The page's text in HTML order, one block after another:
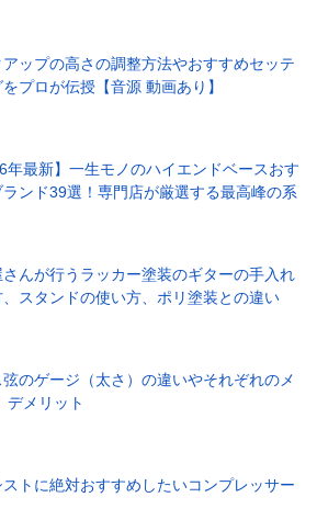
アップの高さの調整方法やおすすめセッテ
をプロが伝授【音源 動画あり】
年最新】一生モノのハイエンドベースおす
ンド39選！専門店が厳選する最高峰の系
んが行うラッカー塗装のギターの手入れ
スタンドの使い方、ポリ塗装との違い
のゲージ（太さ）の違いやそれぞれのメ
デメリット
トに絶対おすすめしたいコンプレッサー